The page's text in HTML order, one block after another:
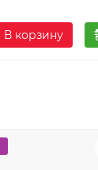
В корзину